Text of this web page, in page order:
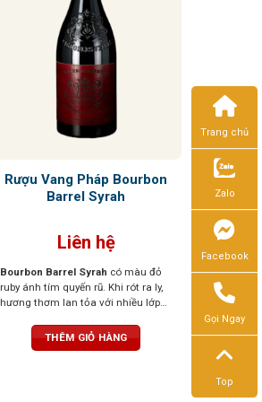
Rượu Vang Pháp Bourbon
Barrel Syrah
Liên hệ
Bourbon Barrel Syrah có màu đỏ
ruby ánh tím quyến rũ. Khi rót ra ly,
hương thơm lan tỏa với nhiều lớp
mọng đen, mâm xôi chín mọng,
đan xen cùng tiêu đen, gia vị cay
THÊM GIỎ HÀNG
Trang chủ
Zalo
Facebook
Gọi Ngay
Top